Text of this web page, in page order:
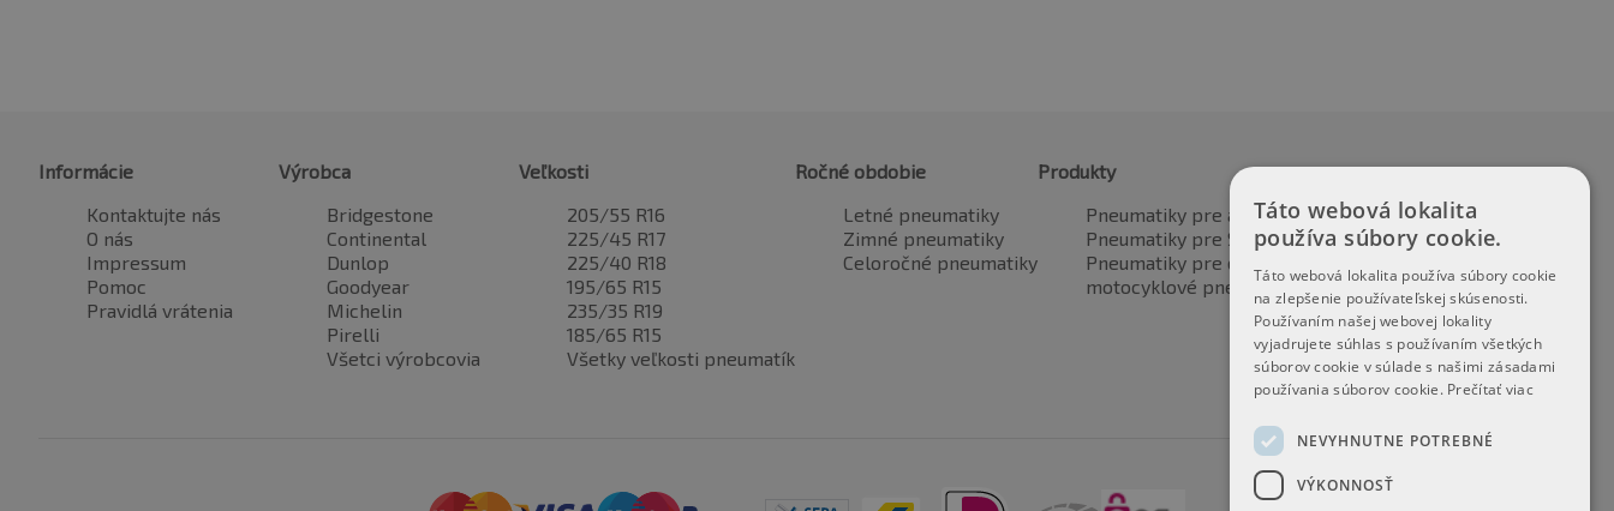
Informácie
Kontaktujte nás
O nás
Impressum
Pomoc
Pravidlá vrátenia
Výrobca
Bridgestone
Continental
Dunlop
Goodyear
Michelin
Pirelli
Všetci výrobcovia
Veľkosti
205/55 R16
225/45 R17
225/40 R18
195/65 R15
235/35 R19
185/65 R15
Všetky veľkosti pneumatík
Ročné obdobie
Letné pneumatiky
Zimné pneumatiky
Celoročné pneumatiky
Produkty
Pneumatiky pre automobily
Pneumatiky pre SUV / 4x4
Pneumatiky pre dodávku
motocyklové pneumatiky
Táto webová lokalita
používa súbory cookie.
Táto webová lokalita používa súbory cookie
na zlepšenie používateľskej skúsenosti.
Používaním našej webovej lokality
vyjadrujete súhlas s používaním všetkých
súborov cookie v súlade s našimi zásadami
používania súborov cookie. Prečítať viac
NEVYHNUTNE POTREBNÉ
VÝKONNOSŤ